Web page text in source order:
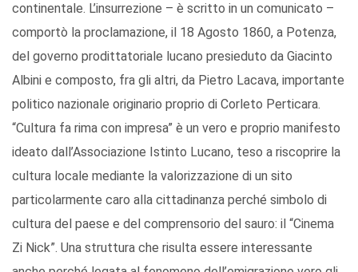
continentale. L’insurrezione – è scritto in un comunicato –
comportò la proclamazione, il 18 Agosto 1860, a Potenza,
del governo prodittatoriale lucano presieduto da Giacinto
Albini e composto, fra gli altri, da Pietro Lacava, importante
politico nazionale originario proprio di Corleto Perticara.
“Cultura fa rima con impresa” è un vero e proprio manifesto
ideato dall’Associazione Istinto Lucano, teso a riscoprire la
cultura locale mediante la valorizzazione di un sito
particolarmente caro alla cittadinanza perché simbolo di
cultura del paese e del comprensorio del sauro: il “Cinema
Zi Nick”. Una struttura che risulta essere interessante